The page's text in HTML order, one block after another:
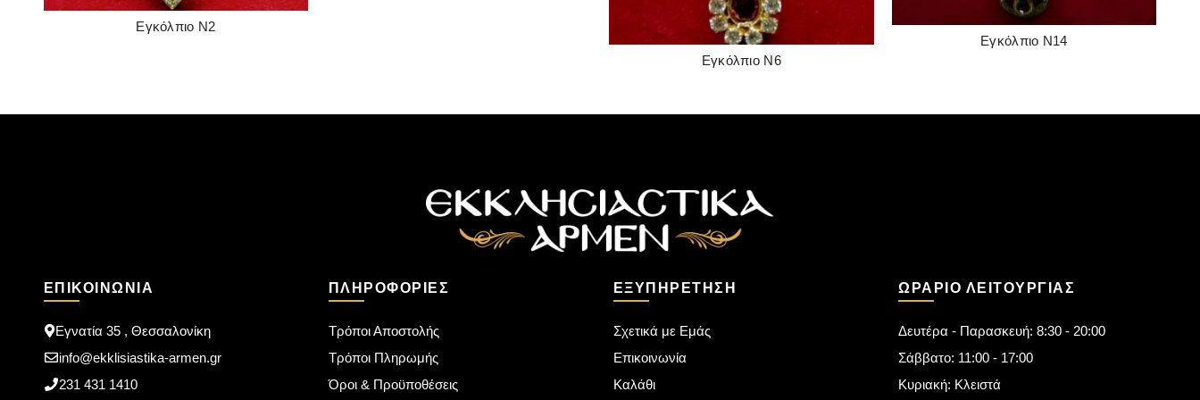
READ MORE
Εγκόλπιο Ν2
READ MORE
Εγκόλπιο Ν6
READ MORE
Εγκόλπιο Ν14
ΕΠΙΚΟΙΝΩΝΊΑ
Εγνατία 35 , Θεσσαλονίκη
info@ekklisiastika-armen.gr
231 431 1410
ΠΛΗΡΟΦΟΡΊΕΣ
Τρόποι Αποστολής
Τρόποι Πληρωμής
Όροι & Προϋποθέσεις
ΕΞΥΠΗΡΈΤΗΣΗ
Σχετικά με Εμάς
Επικοινωνία
Καλάθι
ΩΡΆΡΙΟ ΛΕΙΤΟΥΡΓΊΑΣ
Δευτέρα - Παρασκευή: 8:30 - 20:00
Σάββατο: 11:00 - 17:00
Κυριακή: Κλειστά